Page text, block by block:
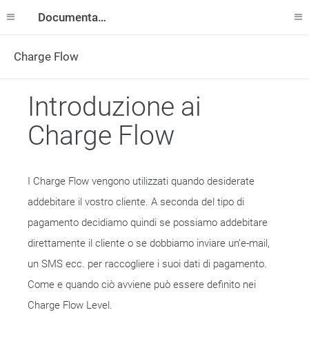
Documentazione
Charge Flow
Introduzione ai
Charge Flow
I Charge Flow vengono utilizzati quando desiderate
addebitare il vostro cliente. A seconda del tipo di
pagamento decidiamo quindi se possiamo addebitare
direttamente il cliente o se dobbiamo inviare un’e-mail,
un SMS ecc. per raccogliere i suoi dati di pagamento.
Come e quando ciò avviene può essere definito nei
Charge Flow Level.